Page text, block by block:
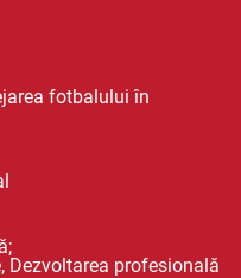
fotbalului în
Dezvoltarea profesională